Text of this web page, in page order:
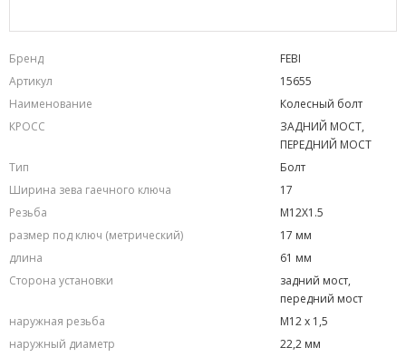
Бренд
FEBI
Артикул
15655
Наименование
Колесный болт
КРОСС
ЗАДНИЙ МОСТ,
ПЕРЕДНИЙ МОСТ
Тип
Болт
Ширина зева гаечного ключа
17
Резьба
M12X1.5
размер под ключ (метрический)
17 мм
длина
61 мм
Сторона установки
задний мост,
передний мост
наружная резьба
M12 x 1,5
наружный диаметр
22,2 мм